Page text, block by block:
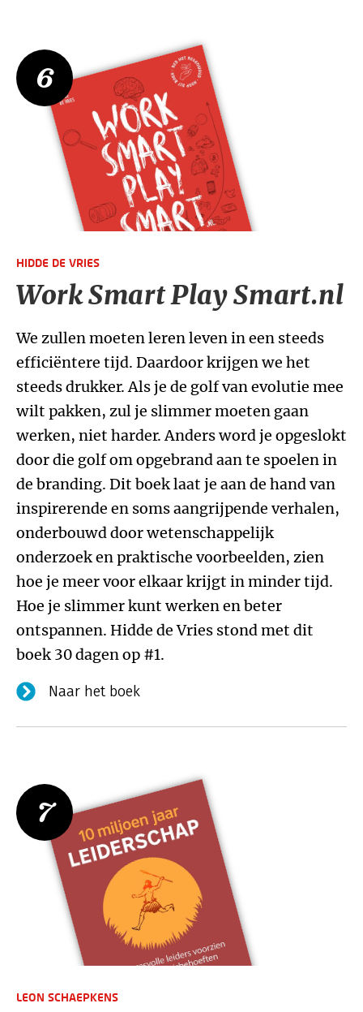
6
HIDDE DE VRIES
Work Smart Play Smart.nl
We zullen moeten leren leven in een steeds
efficiëntere tijd. Daardoor krijgen we het
steeds drukker. Als je de golf van evolutie mee
wilt pakken, zul je slimmer moeten gaan
werken, niet harder. Anders word je opgeslokt
door die golf om opgebrand aan te spoelen in
de branding. Dit boek laat je aan de hand van
inspirerende en soms aangrijpende verhalen,
onderbouwd door wetenschappelijk
onderzoek en praktische voorbeelden, zien
hoe je meer voor elkaar krijgt in minder tijd.
Hoe je slimmer kunt werken en beter
ontspannen. Hidde de Vries stond met dit
boek 30 dagen op #1.
Naar het boek
7
LEON SCHAEPKENS